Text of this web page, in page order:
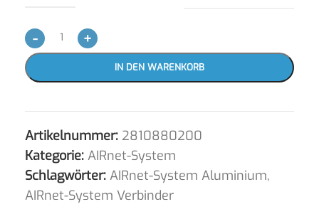
- +
IN DEN WARENKORB
Artikelnummer: 2810880200
Kategorie: AIRnet-System
Schlagwörter: AIRnet-System Aluminium,
AIRnet-System Verbinder